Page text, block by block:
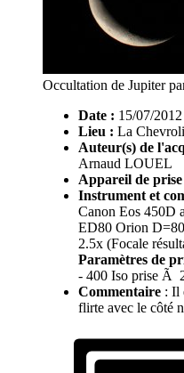
Occultation de Jupiter
Date : 15/07/2012
Lieu : La
Auteur(s) de
Arnaud LOUEL
Appareil de prise
Instrument et
Canon Eos 450D
ED80 Orion
2.5x (Focale
Paramètres de
- 400 Iso prise Ã
Commentaire : Il
flirte avec le côté